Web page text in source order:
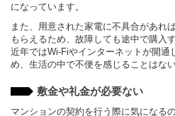
になっています。
また、用意された家電に不具合があれ
もらえるため、故障しても途中で購入
近年ではWi-Fiやインターネットが開通
め、生活の中で不便を感じることはない
敷金や礼金が必要ない
マンションの契約を行う際に気になる